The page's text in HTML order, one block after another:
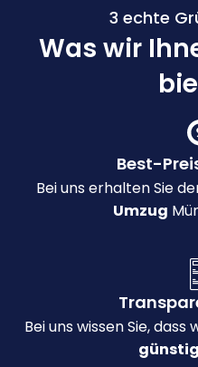
3 echte
Was wir
Best-
Bei uns erhalten Sie
Umzug
Bei uns wissen Sie, dass
günstig